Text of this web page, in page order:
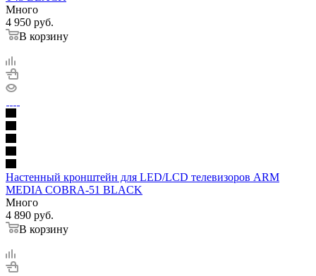
Много
4 950 руб.
В корзину
Настенный кронштейн для LED/LCD телевизоров ARM
MEDIA COBRA-51 BLACK
Много
4 890 руб.
В корзину